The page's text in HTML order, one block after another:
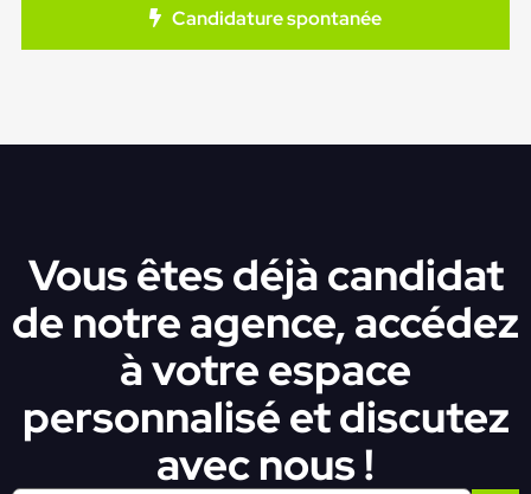
Candidature spontanée
Vous êtes déjà candidat
de notre agence, accédez
à votre espace
personnalisé et discutez
avec nous !